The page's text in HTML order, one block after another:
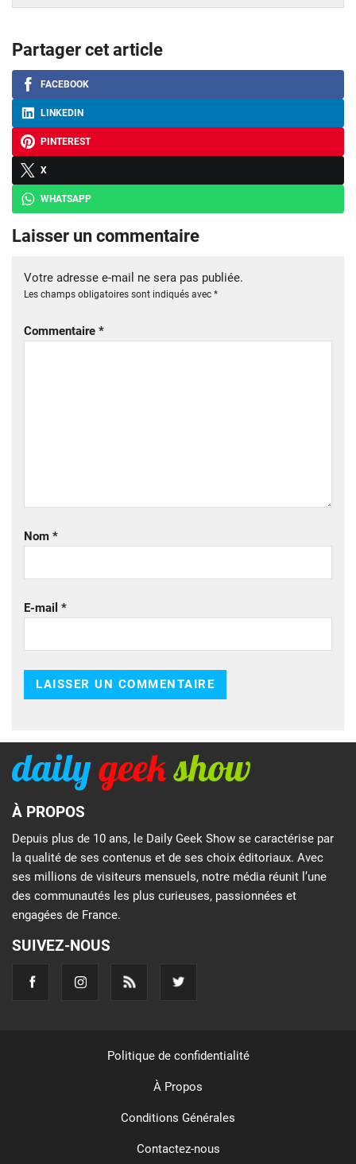
Partager cet article
FACEBOOK
LINKEDIN
PINTEREST
X
WHATSAPP
Laisser un commentaire
Votre adresse e-mail ne sera pas publiée.
Les champs obligatoires sont indiqués avec *
Commentaire *
Nom *
E-mail *
À PROPOS
Depuis plus de 10 ans, le Daily Geek Show se caractérise par
la qualité de ses contenus et de ses choix éditoriaux. Avec
ses millions de visiteurs mensuels, notre média réunit l’une
des communautés les plus curieuses, passionnées et
engagées de France.
SUIVEZ-NOUS
Politique de confidentialité
À Propos
Conditions Générales
Contactez-nous